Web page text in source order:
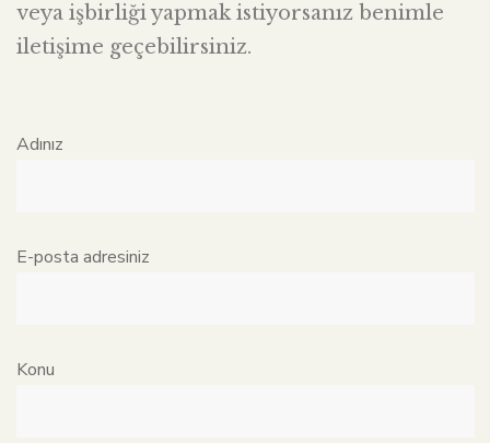
veya işbirliği yapmak istiyorsanız benimle
iletişime geçebilirsiniz.
Adınız
E-posta adresiniz
Konu